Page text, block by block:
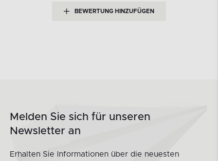
BEWERTUNG HINZUFÜGEN
Melden Sie sich für unseren
Newsletter an
Erhalten Sie Informationen über die neuesten